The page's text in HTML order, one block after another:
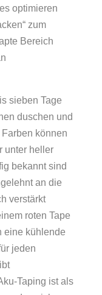
optimieren
zum
Bereich
sieben Tage
duschen und
können
unter heller
bekannt sind
an die
verstärkt
roten Tape
eine kühlende
jeden
Taping ist als